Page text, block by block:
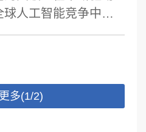
在线教育实践，促
将从核心技术图
。超算与人工智能
研进入 “E 级算力 +
人工智能竞争中，
国均在战略布局中
能不断加速探索更
提升新药物发现的
多(1/2)